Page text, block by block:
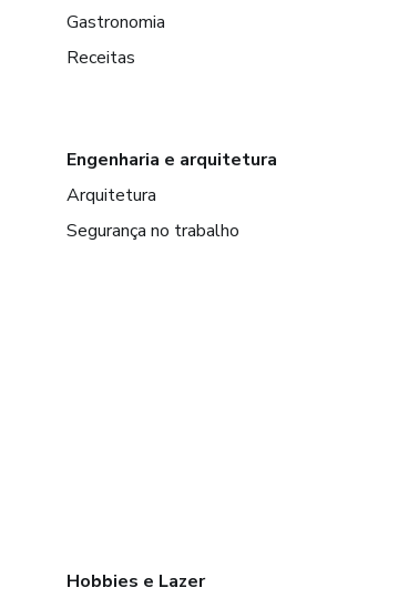
Gastronomia
Receitas
Engenharia e arquitetura
Arquitetura
Segurança no trabalho
Hobbies e Lazer